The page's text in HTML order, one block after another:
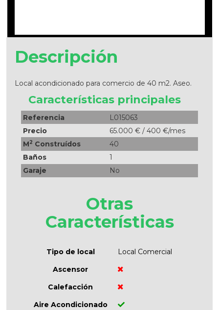
Descripción
Local acondicionado para comercio de 40 m2. Aseo.
Características principales
Referencia
L015063
Precio
65.000 € / 400 €/mes
M2 Construídos
40
Baños
1
Garaje
No
Otras
Características
Tipo de local
Local Comercial
Ascensor
Calefacción
Aire Acondicionado